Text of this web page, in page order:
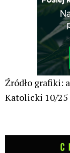
Świat Medycznej
Prawa i
ZIELONE NEWSY
Paweł
Marihuany
Aurora
Paweł